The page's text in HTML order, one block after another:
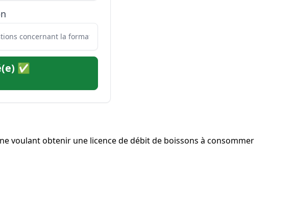
✅
voulant obtenir une licence de débit de boissons à consommer